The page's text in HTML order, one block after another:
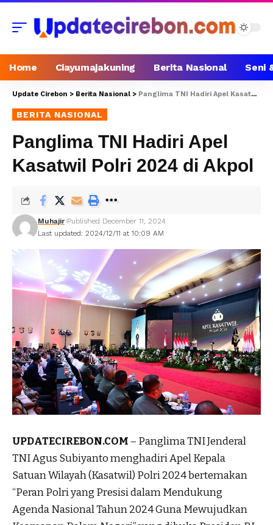
Home Ciayumajakuning Berita Nasional Seni
Update Cirebon > Berita Nasional > Panglima TNI Hadiri Apel Kasatwil Polri 2024 di Akpol
BERITA NASIONAL
Panglima TNI Hadiri Apel
Kasatwil Polri 2024 di Akpol
Last updated: 2024/12/11 at 10:09 AM
Muhajir Published December 11, 2024
UPDATECIREBON.COM – Panglima TNI Jenderal
TNI Agus Subiyanto menghadiri Apel Kepala
Satuan Wilayah (Kasatwil) Polri 2024 bertemakan
“Peran Polri yang Presisi dalam Mendukung
Agenda Nasional Tahun 2024 Guna Mewujudkan